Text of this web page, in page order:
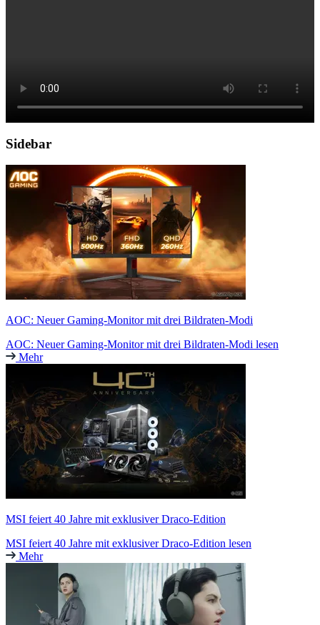
Sidebar
AOC: Neuer Gaming-Monitor mit drei Bildraten-Modi
AOC: Neuer Gaming-Monitor mit drei Bildraten-Modi lesen
Mehr
MSI feiert 40 Jahre mit exklusiver Draco-Edition
MSI feiert 40 Jahre mit exklusiver Draco-Edition lesen
Mehr